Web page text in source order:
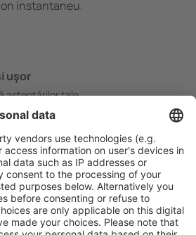
instantaneu.
uşor
aşteptărilor tale.
cu opțiune gratuită de anulare.
mai mult
oferte speciale pentru utilizatorii